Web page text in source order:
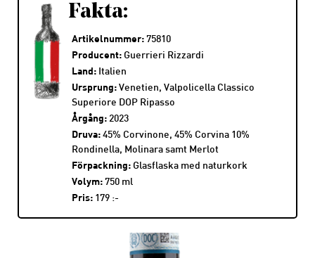
Fakta:
Artikelnummer: 75810
Producent: Guerrieri Rizzardi
Land: Italien
Ursprung: Venetien, Valpolicella Classico
Superiore DOP Ripasso
Årgång: 2023
Druva: 45% Corvinone, 45% Corvina 10%
Rondinella, Molinara samt Merlot
Förpackning: Glasflaska med naturkork
Volym: 750 ml
Pris: 179 :-